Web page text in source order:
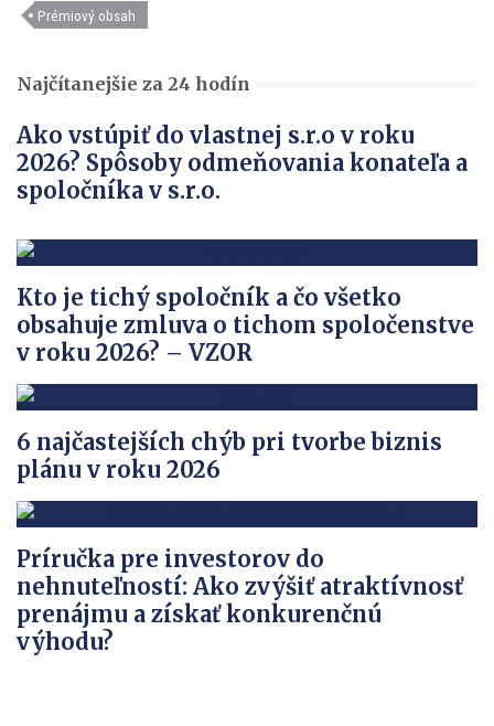
Prémiový obsah
Najčítanejšie za 24 hodín
Ako vstúpiť do vlastnej s.r.o v roku
2026? Spôsoby odmeňovania konateľa a
spoločníka v s.r.o.
Kto je tichý spoločník a čo všetko
obsahuje zmluva o tichom spoločenstve
v roku 2026? – VZOR
6 najčastejších chýb pri tvorbe biznis
plánu v roku 2026
Príručka pre investorov do
nehnuteľností: Ako zvýšiť atraktívnosť
prenájmu a získať konkurenčnú
výhodu?